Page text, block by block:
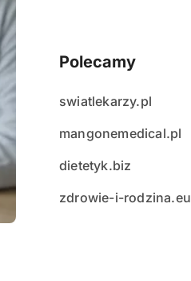
Polecamy
swiatlekarzy.pl
mangonemedical.pl
dietetyk.biz
zdrowie-i-rodzina.eu